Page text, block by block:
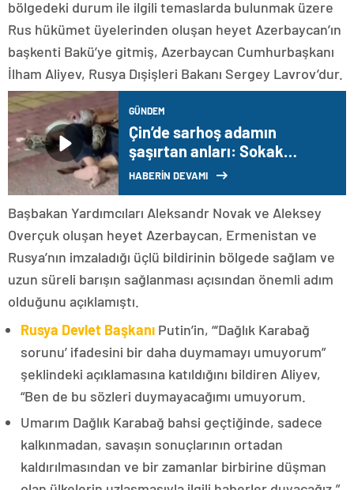
bölgedeki durum ile ilgili temaslarda bulunmak üzere
Rus hükümet üyelerinden oluşan heyet Azerbaycan’ın
başkenti Bakü’ye gitmiş, Azerbaycan Cumhurbaşkanı
İlham Aliyev, Rusya Dışişleri Bakanı Sergey Lavrov’dur.
GÜNDEM
Çin’de sarhoş adamın
şaşırtan anları: Sokak
ortasında pitonla mücadele
HABERİN DEVAMI
Başbakan Yardımcıları Aleksandr Novak ve Aleksey
Overçuk oluşan heyet Azerbaycan, Ermenistan ve
Rusya’nın imzaladığı üçlü bildirinin bölgede sağlam ve
uzun süreli barışın sağlanması açısından önemli adım
olduğunu açıklamıştı.
Rusya Devlet Başkanı Putin’in, “‘Dağlık Karabağ
sorunu’ ifadesini bir daha duymamayı umuyorum”
şeklindeki açıklamasına katıldığını bildiren Aliyev,
“Ben de bu sözleri duymayacağımı umuyorum.
Umarım Dağlık Karabağ bahsi geçtiğinde, sadece
kalkınmadan, savaşın sonuçlarının ortadan
kaldırılmasından ve bir zamanlar birbirine düşman